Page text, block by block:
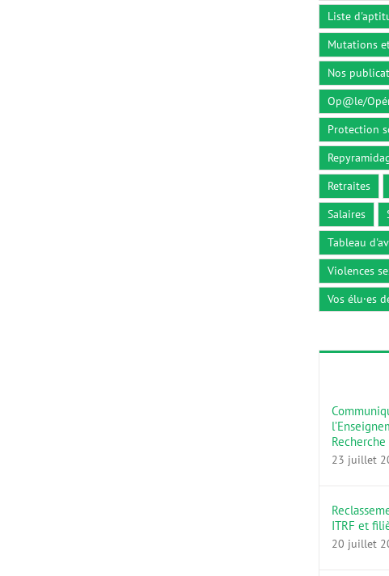
Liste
Mutations
Nos
Op@le/
Protection
Retraites
Salaires
Tableau
Violences
Vos élu·es
Recherche
23 juillet
ITRF et
20 juillet